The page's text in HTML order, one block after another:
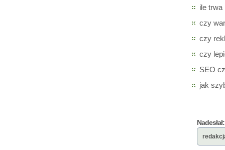
ile trwa
czy
czy
czy
SEO
jak
Nadesłał: